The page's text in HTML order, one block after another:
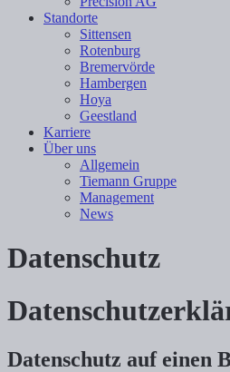
Standorte
Sittensen
Rotenburg
Bremervörde
Hambergen
Hoya
Geestland
Karriere
Über uns
Allgemein
Tiemann Gruppe
Management
News
Datenschutz
Datenschutz auf einen